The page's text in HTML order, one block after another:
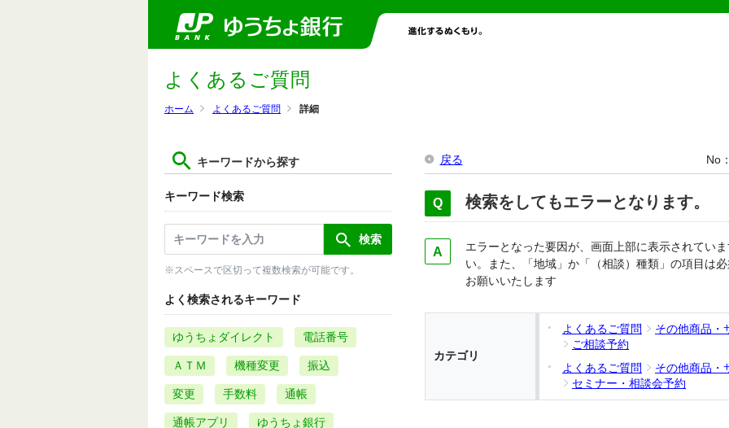
ホーム よくあるご質問 詳細
よくあるご質問
キーワードから探す
キーワード検索
※スペースで区切って複数検索が可能です。
よく検索されるキーワード
ゆうちょダイレクト 電話番号
ＡＴＭ 機種変更 振込
変更 手数料 通帳
通帳アプリ ゆうちょ銀行
戻る No
検索をしてもエラーとなります。
エラーとなった要因が、画面上部に表示されてい
い。また、「地域」か「（相談）種類」の項目は
お願いいたします
カテゴリ
よくあるご質問
その他商品・
ご相談予約
よくあるご質問
その他商品・
セミナー・相談会予約